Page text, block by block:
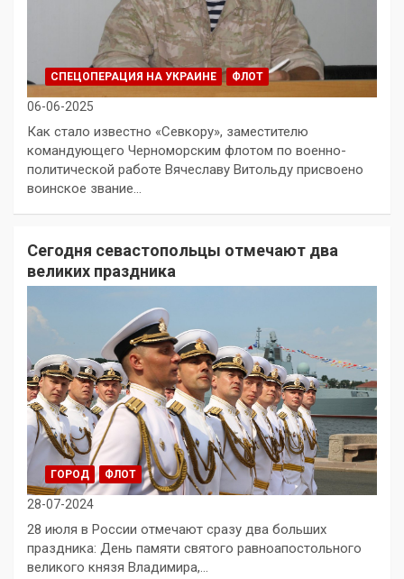
СПЕЦОПЕРАЦИЯ НА УКРАИНЕ ФЛОТ
06-06-2025
Как стало известно «Севкору», заместителю
командующего Черноморским флотом по военно-
политической работе Вячеславу Витольду присвоено
воинское звание…
Сегодня севастопольцы отмечают два
великих праздника
ГОРОД ФЛОТ
28-07-2024
28 июля в России отмечают сразу два больших
праздника: День памяти святого равноапостольного
великого князя Владимира,…